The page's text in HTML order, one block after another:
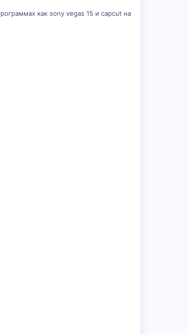
как sony vegas 15 и capcut на